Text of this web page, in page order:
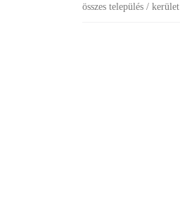
összes település / kerület